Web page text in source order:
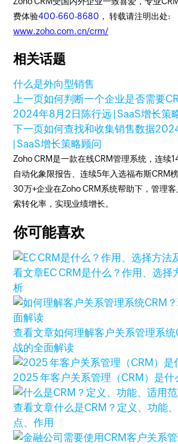
费体验400-660-8680 ， 转载请注明出处:
www.zoho.com.cn/crm/
相关话题
什么是外向型销售
上一页如何判断一个企业是否需要
2024年8月2日 陈行远 | SaaS增长策
下一页如何查找和收集销售数据
| SaaS增长策略顾问
Zoho CRM是一款在线CRM管理系统，连续
自动化象限报告、连续5年入选福布斯CRM
30万+企业在Zoho CRM系统帮助下，管理
索转化率，实现业绩增长。
你可能喜欢
看文章EC CRM是什么？作用、选
析
查看文章如何理解客户关系管理系
战的全面解读
2025 年客户关系管理（CRM）是什
查看文章什么是CRM？定义、功能
点、作用